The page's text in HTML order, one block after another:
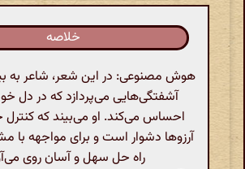
خلاصه
هوش مصنوعی: در این شعر، شاعر به
آشفتگی‌هایی می‌پردازد که در دل
احساس می‌کند. او می‌بیند که کنترل
آرزوها دشوار است و برای مواجهه با
راه حل سهل و آسان روی